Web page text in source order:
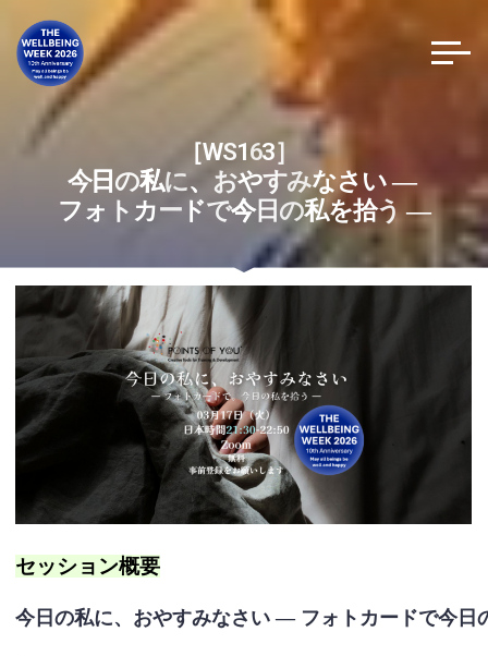
［WS163］
今日
日 の私
私に、
、おやすみなさい―
フォ ト カードで今
今日の私を拾う―
セッション概要
今日の私に、おやすみなさい ― フォトカードで今